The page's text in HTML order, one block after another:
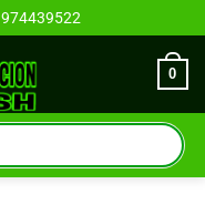
974439522
0